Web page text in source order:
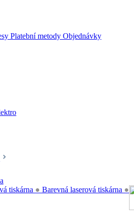
Platební metody Objednávky
tiskárna ● Barevná laserová tiskárna ●